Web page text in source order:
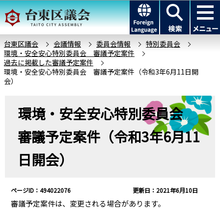
こ
の
ー
ジ
の
先
このページの本文へ移動
台東区議会 会議情報 委員会情報
特別委員会
環境・安全安心特別委員会 審議予定案件
過去に掲載した審議予定案件
環境・安全安心特別委員会 審議予定案件（令和3年6月11日開
会）
環境・安全安心特別委員会
審議予定案件（令和3年6月11
日開会）
ページID：494022076 更新日：2021年6月10日
審議予定案件は、変更される場合があります。